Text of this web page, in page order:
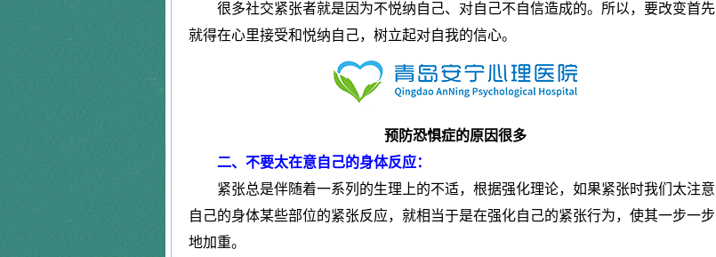
|
精神障碍
郭先生 精神障碍 山东省莱芜市
周先生 长期失眠 山东省淄博市
严重抑郁
强迫症 山东省济南市
山东省潍坊市
张女士 更年期综合症 山东省济南市
陈女士 植物神经紊乱 山东省德州市
李先生 恐惧症 山东省济南市
很多社交紧张者就是因为不悦纳自己、对自己不自信造成的。所以，要改变首先
就得在心里接受和悦纳自己，树立起对自我的信心。
预防恐惧症的原因很多
二、不要太在意自己的身体反应：
紧张总是伴随着一系列的生理上的不适，根据强化理论，如果紧张时我们太注意
自己的身体某些部位的紧张反应，就相当于是在强化自己的紧张行为，使其一步一步
地加重。